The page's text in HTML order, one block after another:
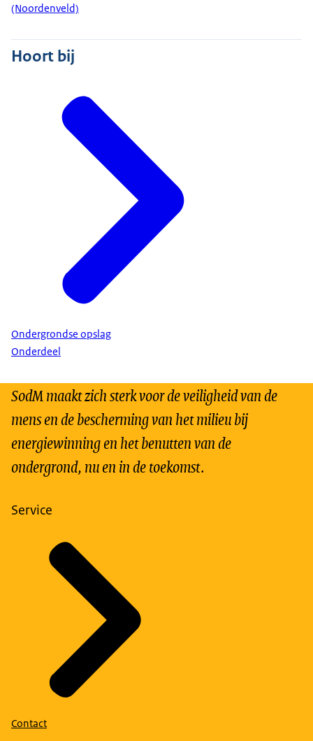
(Noordenveld)
Hoort bij
Ondergrondse opslag
Onderdeel
SodM maakt zich sterk voor de veiligheid van de
mens en de bescherming van het milieu bij
energiewinning en het benutten van de
ondergrond, nu en in de toekomst.
Service
Contact